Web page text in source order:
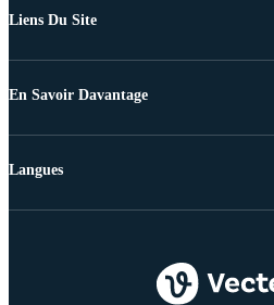
Liens Du Site
En Savoir Davantage
Langues